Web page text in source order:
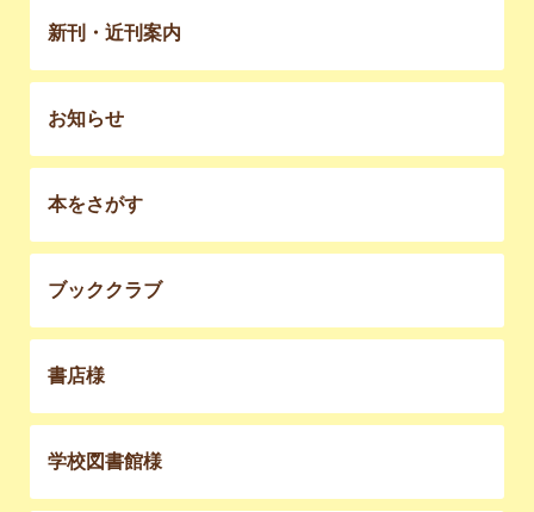
新刊・近刊案内
お知らせ
本をさがす
ブッククラブ
書店様
学校図書館様